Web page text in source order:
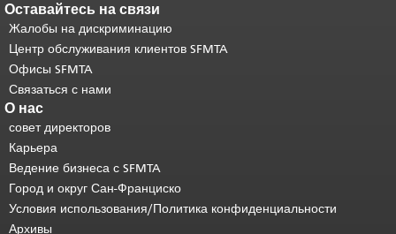
Оставайтесь на связи
Жалобы на дискриминацию
Центр обслуживания клиентов SFMTA
Офисы SFMTA
Связаться с нами
О нас
совет директоров
Карьера
Ведение бизнеса с SFMTA
Город и округ Сан-Франциско
Условия использования/Политика конфиденциальности
Архивы